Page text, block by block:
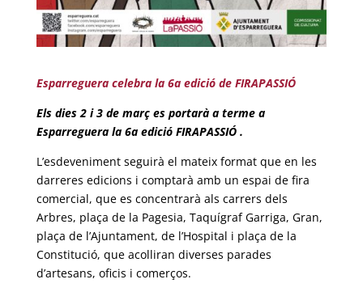
Esparreguera celebra la 6a edició de FIRAPASSIÓ
Els dies 2 i 3 de març es portarà a terme a
Esparreguera la 6a edició FIRAPASSIÓ .
L’esdeveniment seguirà el mateix format que en les
darreres edicions i comptarà amb un espai de fira
comercial, que es concentrarà als carrers dels
Arbres, plaça de la Pagesia, Taquígraf Garriga, Gran,
plaça de l’Ajuntament, de l’Hospital i plaça de la
Constitució, que acolliran diverses parades
d’artesans, oficis i comerços.